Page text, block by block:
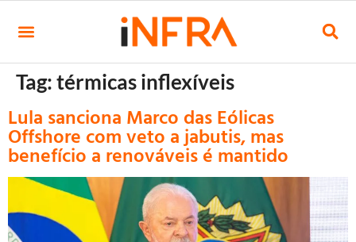
Tag:térmicas inflexíveis
Lula sanciona Marco das Eólicas
Offshore com veto a jabutis, mas
benefício a renováveis é mantido